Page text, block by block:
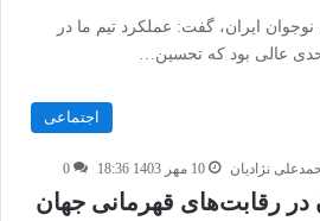
ایران، گفت: عملکرد تیم ما در
عالی بود که تحسین…
اجتماعی
نژادیان 10 مهر 1403 18:36 0
در رقابت‌های قهرمانی جهان